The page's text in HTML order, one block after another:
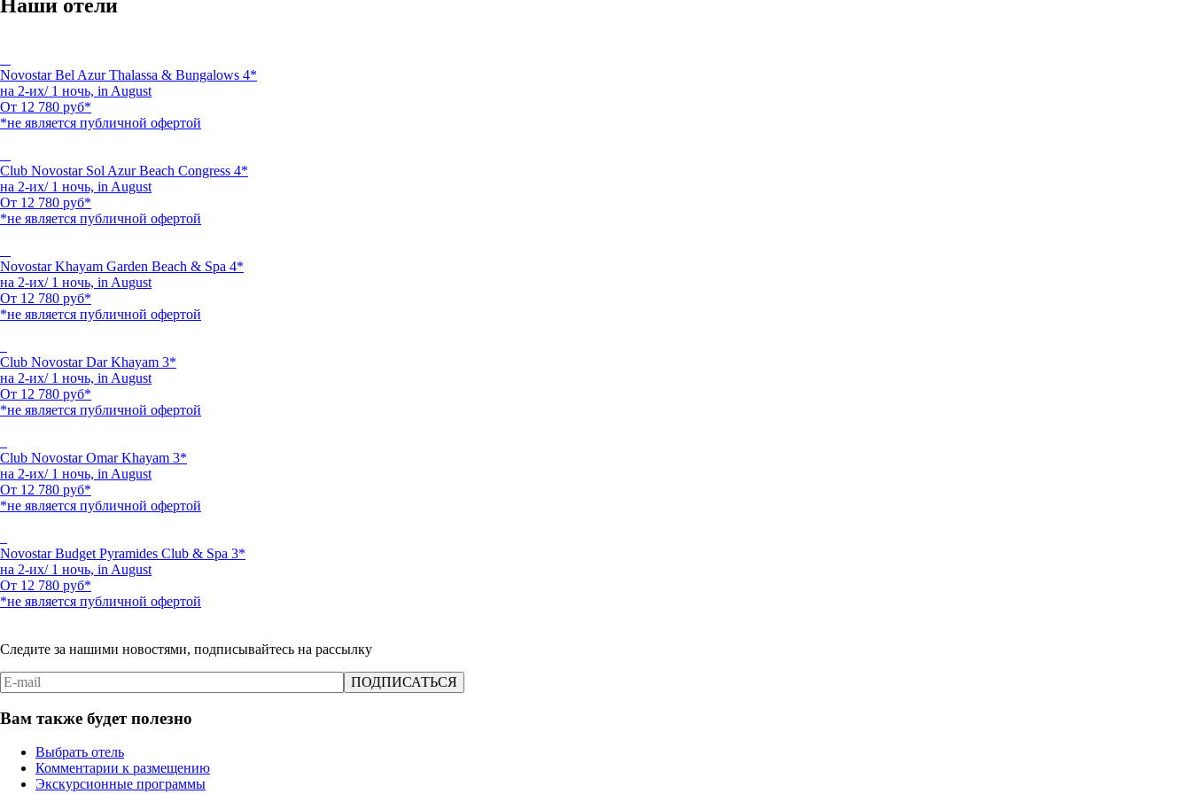
Наши отели
Novostar Bel Azur Thalassa & Bungalows 4*
на 2-их/ 1 ночь, in August
От 12 780 руб*
*не является публичной офертой
Club Novostar Sol Azur Beach Congress 4*
на 2-их/ 1 ночь, in August
От 12 780 руб*
*не является публичной офертой
Novostar Khayam Garden Beach & Spa 4*
на 2-их/ 1 ночь, in August
От 12 780 руб*
*не является публичной офертой
Club Novostar Dar Khayam 3*
на 2-их/ 1 ночь, in August
От 12 780 руб*
*не является публичной офертой
Club Novostar Omar Khayam 3*
на 2-их/ 1 ночь, in August
От 12 780 руб*
*не является публичной офертой
Novostar Budget Pyramides Club & Spa 3*
на 2-их/ 1 ночь, in August
От 12 780 руб*
*не является публичной офертой
Следите за нашими новостями, подписывайтесь на рассылку
Вам также будет полезно
Выбрать отель
Комментарии к размещению
Экскурсионные программы